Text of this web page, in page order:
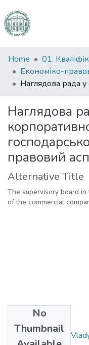
Communities
&
Collections
Statistics
Home
Наглядова
правовий
Alternative Title
The supervisory board
of the commercial
No
Thumbnail
081_Veremchuk